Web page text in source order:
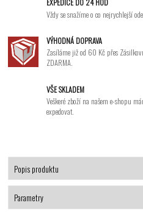
Vždy se snažíme o co nejrychlejší
VÝHODNÁ DOPRAVA
Zasíláme již od 60 Kč přes
ZDARMA.
VŠE SKLADEM
Veškeré zboží na našem e-shopu
expedovat.
Popis produktu
Parametry